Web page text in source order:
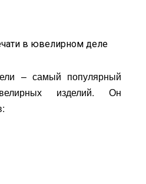
в ювелирном деле
– самый популярный
изделий. Он